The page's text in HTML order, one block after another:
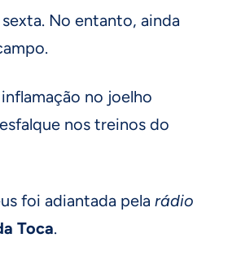
No entanto, ainda
no joelho
nos treinos do
foi adiantada pela rádio
Toca.